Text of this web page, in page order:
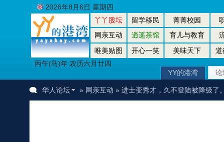
丫丫股坛 留学移民 菁菁校园
网亲互动
逍遥茶馆 育儿与教育
唯美贴图
开心一笑 美味天下
道
丙午(马)年 农历六月廿四
2026年8月6日 星期四
YY的港湾 论
华人论坛 » 网亲互动 » 进士变秀才，久不登陆被降级了